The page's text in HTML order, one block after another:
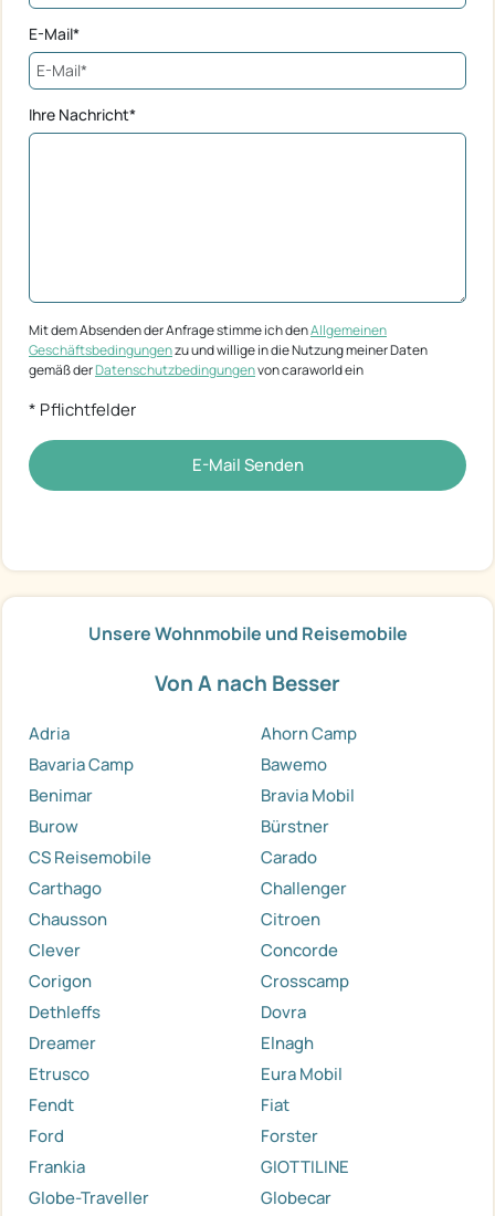
E-Mail*
Ihre Nachricht*
Mit dem Absenden der Anfrage stimme ich denAllgemeinen
Geschäftsbedingungenzu und willige in die Nutzung meiner Daten
gemäß derDatenschutzbedingungenvon caraworld ein
* Pflichtfelder
E-Mail Senden
Unsere Wohnmobile und Reisemobile
Von A nach Besser
Adria
Ahorn Camp
Bavaria Camp
Bawemo
Benimar
Bravia Mobil
Burow
Bürstner
CS Reisemobile
Carado
Carthago
Challenger
Chausson
Citroen
Clever
Concorde
Corigon
Crosscamp
Dethleffs
Dovra
Dreamer
Elnagh
Etrusco
Eura Mobil
Fendt
Fiat
Ford
Forster
Frankia
GIOTTILINE
Globe-Traveller
Globecar